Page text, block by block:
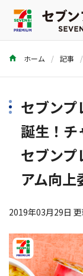
商品を探
ホーム 記事
セブンプ
誕生！チ
セブンプ
アム向上
2019年03月29日